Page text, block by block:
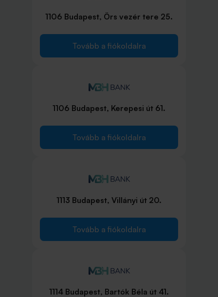
1106 Budapest, Örs vezér tere 25.
Tovább a fiókoldalra
1106 Budapest, Kerepesi út 61.
Tovább a fiókoldalra
1113 Budapest, Villányi út 20.
Tovább a fiókoldalra
1114 Budapest, Bartók Béla út 41.